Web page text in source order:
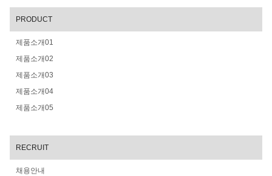
PRODUCT
제품소개01
제품소개02
제품소개03
제품소개04
제품소개05
RECRUIT
채용안내